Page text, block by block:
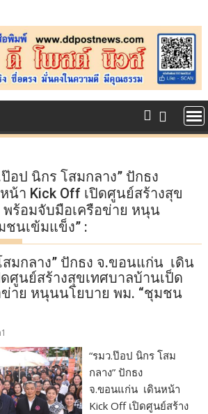
ป๊อป นิกร โสมกลาง” ปักธง
า Kick Off เปิดศูนย์สร้างสุข
พร้อมจับมือเครือข่าย หนุน
ชนเข้มแข็ง” :
สมกลาง” ปักธง จ.ขอนแก่น เดิน
ศูนย์สร้างสุขเทศบาลบ้านเป็ด
าย หนุนนโยบาย พม. “ชุมชน
“รมว.ป๊อป นิกร โสม
กลาง” ปักธง
จ.ขอนแก่น เดินหน้า
Kick Off เปิดศูนย์สร้าง